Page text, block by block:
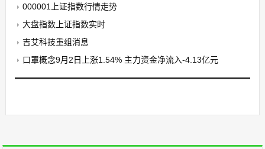
000001上证指数行情走势
大盘指数上证指数实时
吉艾科技重组消息
口罩概念9月2日上涨1.54% 主力资金净流入-4.13亿元